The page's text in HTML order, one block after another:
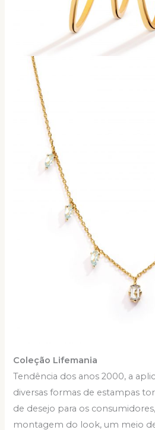
Coleção Lifemania
Tendência dos anos 2000, a
diversas formas de estampas
de desejo para os
montagem do look, um meio